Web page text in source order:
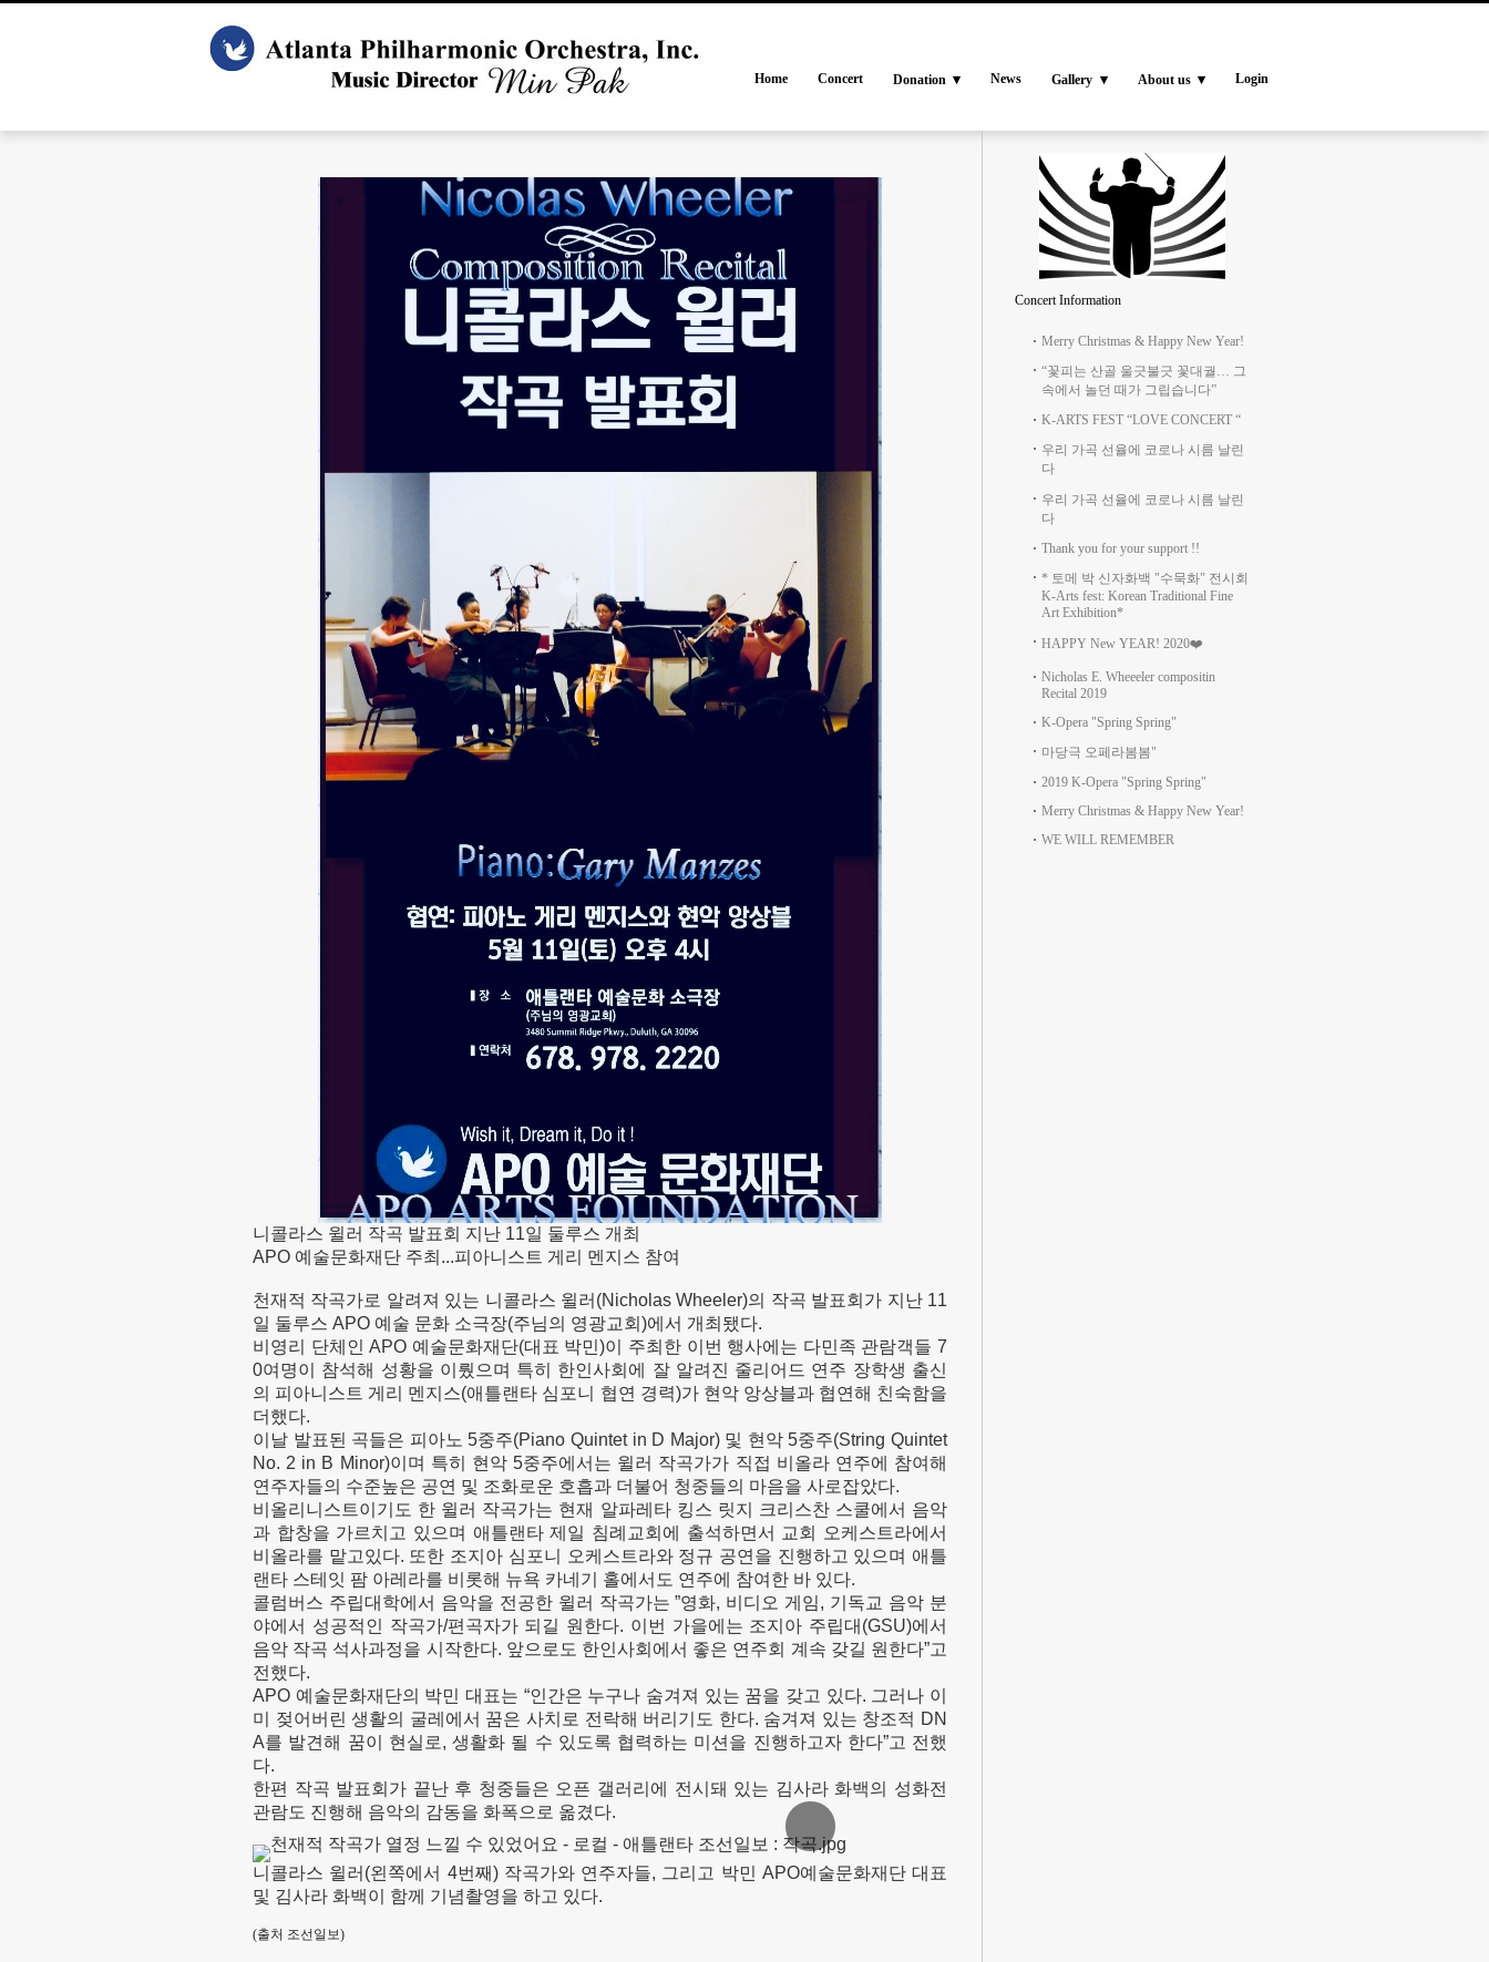
Home Concert Donation News Gallery About us Login
니콜라스 윌러 작곡 발표회 지난 11일 둘루스 개최
APO 예술문화재단 주최...피아니스트 게리 멘지스 참여
천재적 작곡가로 알려져 있는 니콜라스 윌러(Nicholas Wheeler)의 작곡 발표회가 지난 11
일 둘루스 APO 예술 문화 소극장(주님의 영광교회)에서 개최됐다.
비영리 단체인 APO 예술문화재단(대표 박민)이 주최한 이번 행사에는 다민족 관람객들 7
0여명이 참석해 성황을 이뤘으며 특히 한인사회에 잘 알려진 줄리어드 연주 장학생 출신
의 피아니스트 게리 멘지스(애틀랜타 심포니 협연 경력)가 현악 앙상블과 협연해 친숙함을
더했다.
이날 발표된 곡들은 피아노 5중주(Piano Quintet in D Major) 및 현악 5중주(String Quintet
No. 2 in B Minor)이며 특히 현악 5중주에서는 윌러 작곡가가 직접 비올라 연주에 참여해
연주자들의 수준높은 공연 및 조화로운 호흡과 더불어 청중들의 마음을 사로잡았다.
비올리니스트이기도 한 윌러 작곡가는 현재 알파레타 킹스 릿지 크리스찬 스쿨에서 음악
과 합창을 가르치고 있으며 애틀랜타 제일 침례교회에 출석하면서 교회 오케스트라에서
비올라를 맡고있다. 또한 조지아 심포니 오케스트라와 정규 공연을 진행하고 있으며 애틀
랜타 스테잇 팜 아레라를 비롯해 뉴욕 카네기 홀에서도 연주에 참여한 바 있다.
콜럼버스 주립대학에서 음악을 전공한 윌러 작곡가는 ”영화, 비디오 게임, 기독교 음악 분
야에서 성공적인 작곡가/편곡자가 되길 원한다. 이번 가을에는 조지아 주립대(GSU)에서
음악 작곡 석사과정을 시작한다. 앞으로도 한인사회에서 좋은 연주회 계속 갖길 원한다”고
전했다.
APO 예술문화재단의 박민 대표는 “인간은 누구나 숨겨져 있는 꿈을 갖고 있다. 그러나 이
미 젖어버린 생활의 굴레에서 꿈은 사치로 전락해 버리기도 한다. 숨겨져 있는 창조적 DN
A를 발견해 꿈이 현실로, 생활화 될 수 있도록 협력하는 미션을 진행하고자 한다”고 전했
다.
한편 작곡 발표회가 끝난 후 청중들은 오픈 갤러리에 전시돼 있는 김사라 화백의 성화전
관람도 진행해 음악의 감동을 화폭으로 옮겼다.
니콜라스 윌러(왼쪽에서 4번째) 작곡가와 연주자들, 그리고 박민 APO예술문화재단 대표
및 김사라 화백이 함께 기념촬영을 하고 있다.
(출처 조선일보)
Concert Information
Merry Christmas & Happy New Year!
“꽃피는 산골 울긋불긋 꽃대궐… 그
속에서 놀던 때가 그립습니다”
K-ARTS FEST “LOVE CONCERT “
우리 가곡 선율에 코로나 시름 날린
다
우리 가곡 선율에 코로나 시름 날린
다
Thank you for your support !!
* 토메 박 신자화백 "수묵화" 전시회
K-Arts fest: Korean Traditional Fine
Art Exhibition*
HAPPY New YEAR! 2020❤️
Nicholas E. Wheeeler compositin
Recital 2019
K-Opera "Spring Spring"
마당극 오페라봄봄"
2019 K-Opera "Spring Spring"
Merry Christmas & Happy New Year!
WE WILL REMEMBER